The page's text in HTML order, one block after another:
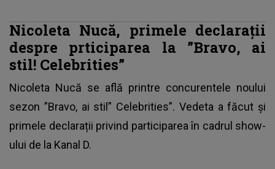
Nicoleta Nucă, primele declarații
despre prticiparea la ”Bravo, ai
stil! Celebrities”
Nicoleta Nucă se află printre concurentele noului
sezon ”Bravo, ai stil” Celebrities”. Vedeta a făcut și
primele declarații privind participarea în cadrul show-
ului de la Kanal D.